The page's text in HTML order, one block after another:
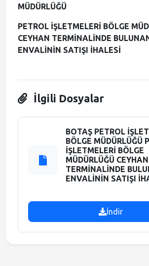
Faliyet Raporları
MÜDÜRLÜĞÜ
PETROL İŞLETMELERİ BÖLGE
CEYHAN TERMİNALİNDE
ENVALİNİN SATIŞI İHALESİ
İlgili Dosyalar
BOTAŞ PETROL
BÖLGE MÜDÜRLÜĞÜ
İŞLETMELERİ BÖLGE
MÜDÜRLÜĞÜ CEYHAN
TERMİNALİNDE
ENVALİNİN SATIŞI
İndir